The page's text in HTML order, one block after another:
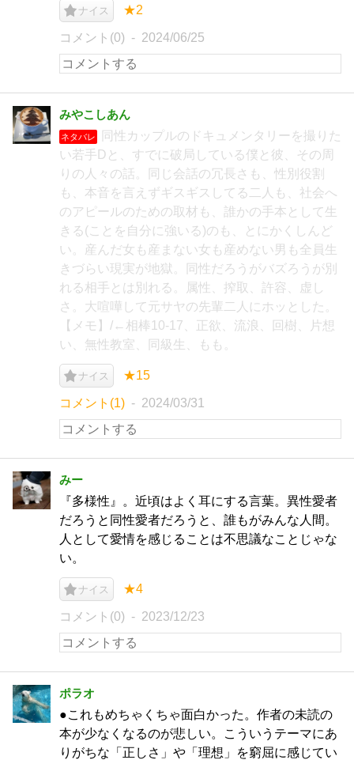
ナイス ★2
コメント(0) 2024/06/25
みやこしあん
ネタバレ
同性カップルのドキュメンタリーを撮りた
い若手Dと、すでに破局している僕と彼、その周
りの人々の話。同じ会話の冗長さも、性別役割
も、本音を言えずギスギスしてる二人も、社会へ
のアピールのための取材も、誰かの手本として生
きる(ことを自分に強いる)のも、とにかくしんど
い。産んだ女も産まない女も産めない男も全員生
きづらい現実が地獄。同性だろうがバズろうが別
れる相手とは別れる。属性、搾取、許容、虚し
さ。大喧嘩して元サヤの先輩二人にホッとした。
【メモ】/←相棒10-17、正欲、流浪、回樹、片想
い、無性教室、同級生、もも。
ナイス ★15
コメント(1) 2024/03/31
みー
『多様性』。近頃はよく耳にする言葉。異性愛者
だろうと同性愛者だろうと、誰もがみんな人間。
人として愛情を感じることは不思議なことじゃな
い。
ナイス ★4
コメント(0) 2023/12/23
ポラオ
●これもめちゃくちゃ面白かった。作者の未読の
本が少なくなるのが悲しい。こういうテーマにあ
りがちな「正しさ」や「理想」を窮屈に感じてい